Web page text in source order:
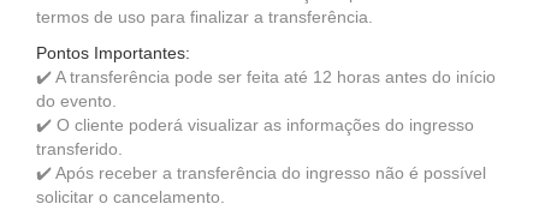
termos de uso para finalizar a transferência.
Pontos Importantes:
✔️ A transferência pode ser feita até 12 horas antes do início
do evento.
✔️ O cliente poderá visualizar as informações do ingresso
transferido.
✔️ Após receber a transferência do ingresso não é possível
solicitar o cancelamento.